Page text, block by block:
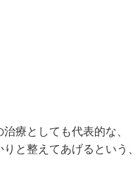
療としても代表的な、
りと整えてあげるという